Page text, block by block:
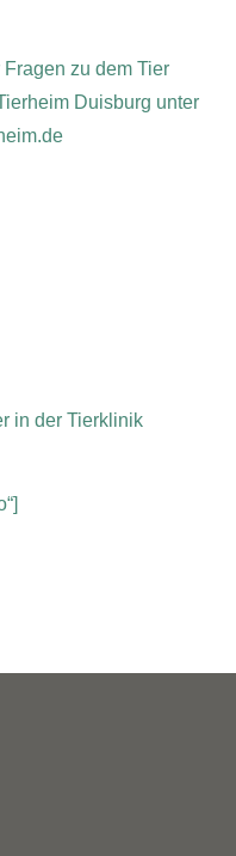
zu dem Tier
Duisburg unter
in der Tierklinik